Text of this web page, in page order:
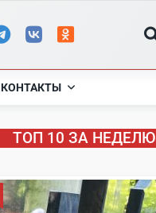
КОНТАКТЫ
ТОП 10 ЗА НЕДЕЛЮ